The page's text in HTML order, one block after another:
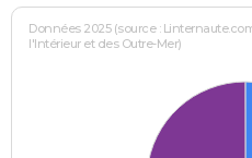
Données 2025 (source :
l'Intérieur et des Outre-Mer)